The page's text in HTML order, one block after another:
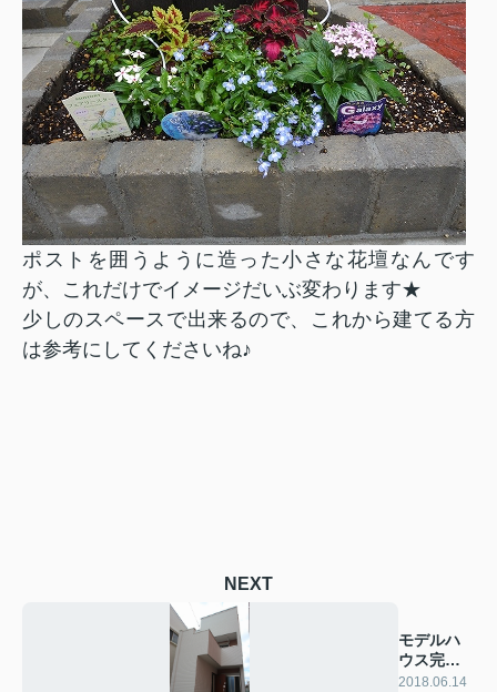
ポストを囲うように造った小さな花壇なんです
が、これだけでイメージだいぶ変わります★
少しのスペースで出来るので、これから建てる方
は参考にしてくださいね♪
NEXT
モデルハ
ウス完成
しました♪
2018.06.14